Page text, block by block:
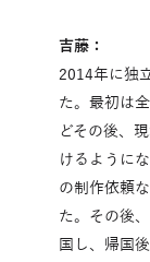
吉藤：
2014年に独
た。最初は
どその後、
けるように
の制作依頼
た。その後
国し、帰国